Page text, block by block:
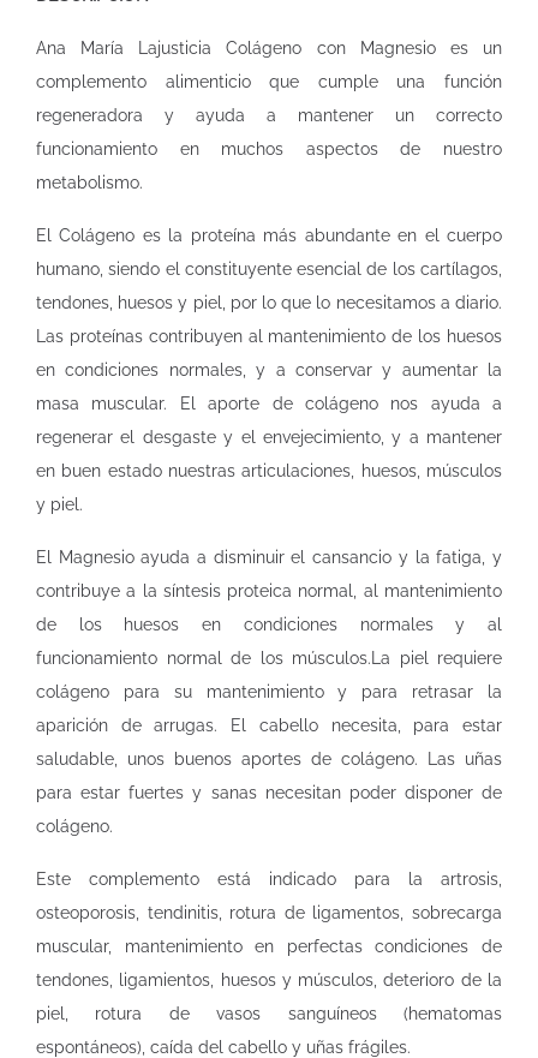
Ana María Lajusticia Colágeno con Magnesio es un
complemento alimenticio que cumple una función
regeneradora y ayuda a mantener un correcto
funcionamiento en muchos aspectos de nuestro
metabolismo.
El Colágeno es la proteína más abundante en el cuerpo
humano, siendo el constituyente esencial de los cartílagos,
tendones, huesos y piel, por lo que lo necesitamos a diario.
Las proteínas contribuyen al mantenimiento de los huesos
en condiciones normales, y a conservar y aumentar la
masa muscular. El aporte de colágeno nos ayuda a
regenerar el desgaste y el envejecimiento, y a mantener
en buen estado nuestras articulaciones, huesos, músculos
y piel.
El Magnesio ayuda a disminuir el cansancio y la fatiga, y
contribuye a la síntesis proteica normal, al mantenimiento
de los huesos en condiciones normales y al
funcionamiento normal de los músculos.La piel requiere
colágeno para su mantenimiento y para retrasar la
aparición de arrugas. El cabello necesita, para estar
saludable, unos buenos aportes de colágeno. Las uñas
para estar fuertes y sanas necesitan poder disponer de
colágeno.
Este complemento está indicado para la artrosis,
osteoporosis, tendinitis, rotura de ligamentos, sobrecarga
muscular, mantenimiento en perfectas condiciones de
tendones, ligamientos, huesos y músculos, deterioro de la
piel, rotura de vasos sanguíneos (hematomas
espontáneos), caída del cabello y uñas frágiles.